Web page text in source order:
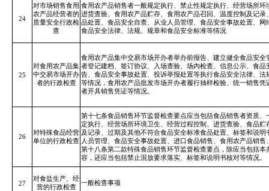
24
对市场销售食用
农产品经营者的
质量安全行政检
查
食用农产品销售者一般规定执行、禁止性规定执行、经营场所环
进货查验、食用农产品贮存、食用农产品召回、温度控制及记录
品处置、食品安全自查、从业人员管理、食品安全事故处置、网
食品安全法律、法规、规章和食品安全标准等情况
25
对食用农产品集
中交易市场开办
者的行政检查
食用农产品集中交易市场开办者举办前报告、建立健全食品安全
者登记建档、签订协议、入场查验、场内检查、信息公示、食品
告、食品安全事故处置、投诉举报处置等执行食品安全法律、法
等情况，食用农产品批发市场开办者履行抽样检验、统一销售凭
者开具销售凭证等情况。
26
对特殊食品经营
单位的行政检查
第十七条食品销售环节监督检查要点应当包括食品销售者资质、
定执行、经营场所环境卫生、经营过程控制、进货查验、食品贮
及记录、过期及其他不符合食品安全标准食品处置、标签和说明
人员管理、食品安全事故处置、进口食品销售、食用农产品销
第十八条第二款特殊食品销售环节监督检查要点，除应当包括本
容，还应当包括禁止混放要求落实、标签和说明书核对等情况。
27
对食盐生产、经
营的行政检查
一般检查事项